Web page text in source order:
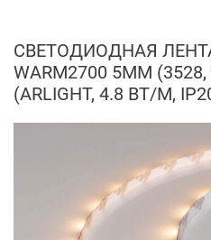
СВЕТОДИОДНАЯ ЛЕНТА
WARM2700 5MM (3528,
(ARLIGHT, 4.8 ВТ/М,